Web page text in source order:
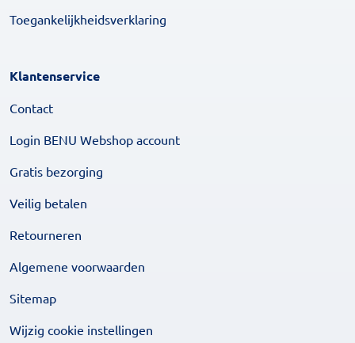
Toegankelijkheidsverklaring
Klantenservice
Contact
Login BENU Webshop account
Gratis bezorging
Veilig betalen
Retourneren
Algemene voorwaarden
Sitemap
Wijzig cookie instellingen